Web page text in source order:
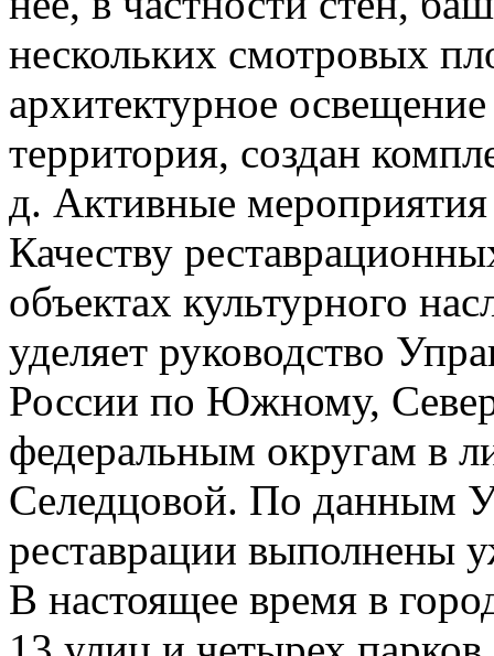
нескольких смотровых
архитектурное
территория, создан
д. Активные
Качеству
объектах культурного
уделяет руководство
России по Южному,
федеральным округам в
Селедцовой. По данным
реставрации выполнены
В настоящее время в